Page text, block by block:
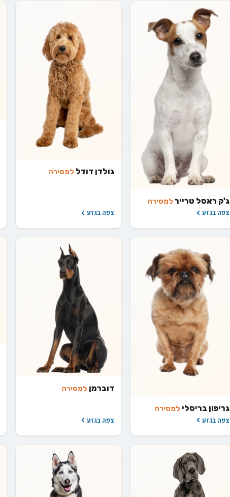
ג'ק ראסל טרייר למסירה
צפה בגזע
גולדן דודל למסירה
צפה בגזע
גריפון בריסלי למסירה
צפה בגזע
דוברמן למסירה
צפה בגזע